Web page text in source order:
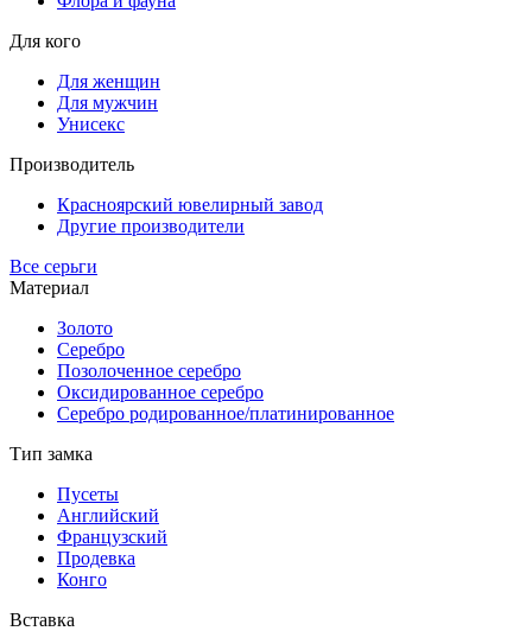
Для кого
Для женщин
Для мужчин
Унисекс
Производитель
Красноярский ювелирный завод
Другие производители
Все серьги
Материал
Золото
Серебро
Позолоченное серебро
Оксидированное серебро
Серебро родированное/платинированное
Тип замка
Пусеты
Английский
Французский
Продевка
Конго
Вставка